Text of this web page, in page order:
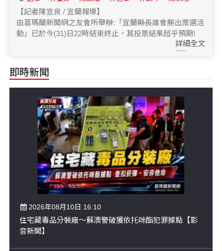
【記者陳宣良 / 宜蘭報導】
由葛瑪蘭新聞網之友會所舉辦:「宜蘭縣長誰會勝出票選活
動」已於今(31)日22時結束終止，其投票結果超乎預期!
詳細全文
即時新聞
2026年08月10日 16:10
住宅藏毒品分裝廠～蘇澳警破獲依托咪酯犯罪據點【影
音新聞】